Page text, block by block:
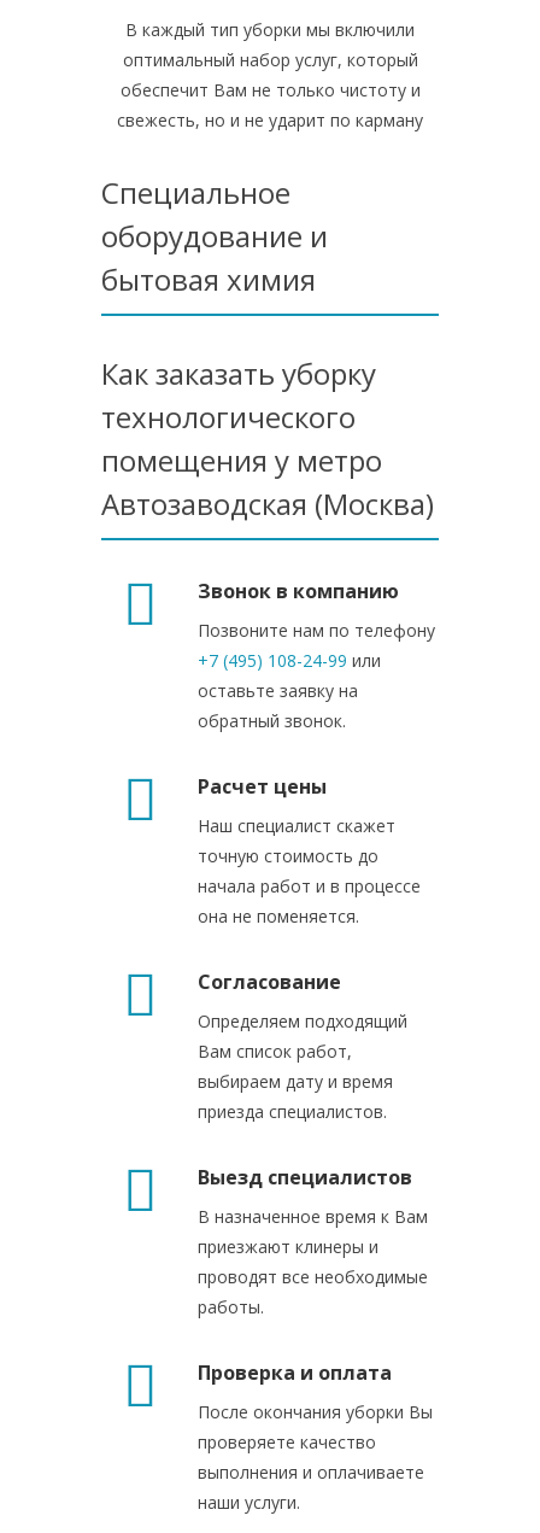
В каждый тип уборки мы включили
оптимальный набор услуг, который
обеспечит Вам не только чистоту и
свежесть, но и не ударит по карману
Специальное
оборудование и
бытовая химия
Как заказать уборку
технологического
помещения у метро
Автозаводская (Москва)
Звонок в компанию
Позвоните нам по телефону
+7 (495) 108-24-99 или
оставьте заявку на
обратный звонок.
Расчет цены
Наш специалист скажет
точную стоимость до
начала работ и в процессе
она не поменяется.
Согласование
Определяем подходящий
Вам список работ,
выбираем дату и время
приезда специалистов.
Выезд специалистов
В назначенное время к Вам
приезжают клинеры и
проводят все необходимые
работы.
Проверка и оплата
После окончания уборки Вы
проверяете качество
выполнения и оплачиваете
наши услуги.